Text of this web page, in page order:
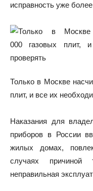
исправность уже
Только в Москве
плит, и все их
Наказания для
приборов в России
жилых домах,
случаях причиной
неправильная